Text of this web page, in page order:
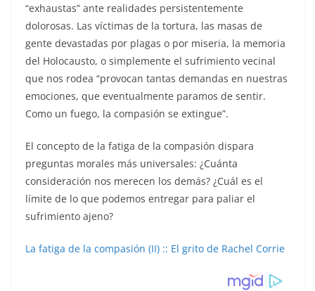
“exhaustas” ante realidades persistentemente
dolorosas. Las víctimas de la tortura, las masas de
gente devastadas por plagas o por miseria, la memoria
del Holocausto, o simplemente el sufrimiento vecinal
que nos rodea “provocan tantas demandas en nuestras
emociones, que eventualmente paramos de sentir.
Como un fuego, la compasión se extingue”.
El concepto de la fatiga de la compasión dispara
preguntas morales más universales: ¿Cuánta
consideración nos merecen los demás? ¿Cuál es el
límite de lo que podemos entregar para paliar el
sufrimiento ajeno?
La fatiga de la compasión (II) :: El grito de Rachel Corrie